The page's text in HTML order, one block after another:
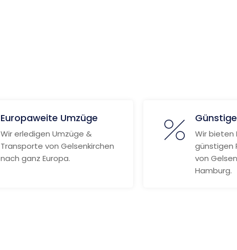
Europaweite Umzüge
Wir erledigen Umzüge &
Transporte von Gelsenkirchen
nach ganz Europa.
Wir bieten
günstigen
von
Hamburg.